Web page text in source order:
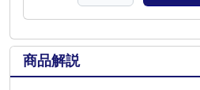
商品解説